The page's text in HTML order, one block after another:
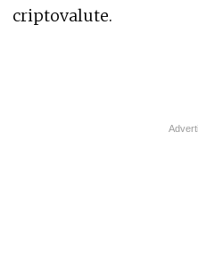
criptovalute.